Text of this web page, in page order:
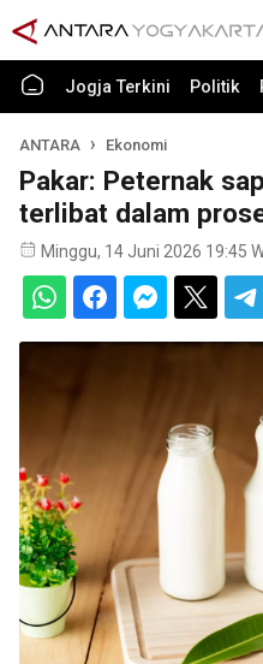
Jogja Terkini Politik
ANTARA Ekonomi
Pakar: Peternak
terlibat dalam
Minggu, 14 Juni 2026 19:45